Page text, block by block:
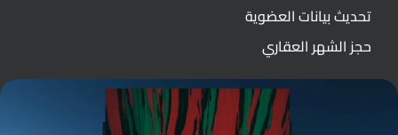
تحديث بيانات العضوية
حجز الشهر العقاري